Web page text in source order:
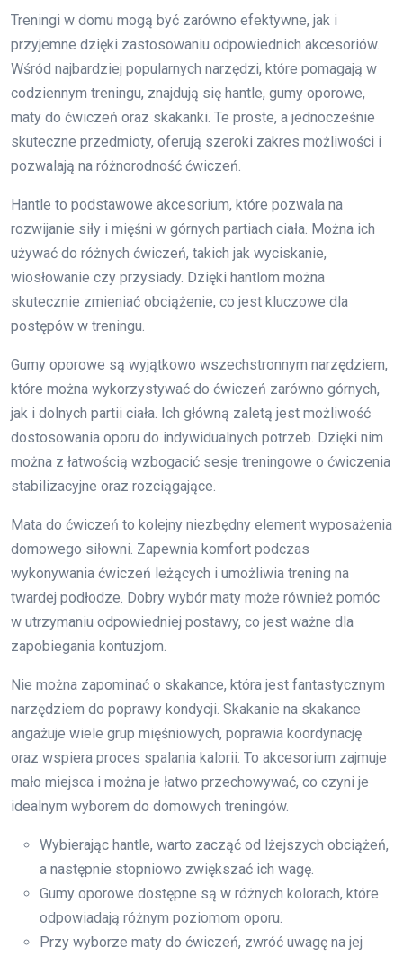
Treningi w domu mogą być zarówno efektywne, jak i
przyjemne dzięki zastosowaniu odpowiednich akcesoriów.
Wśród najbardziej popularnych narzędzi, które pomagają w
codziennym treningu, znajdują się hantle, gumy oporowe,
maty do ćwiczeń oraz skakanki. Te proste, a jednocześnie
skuteczne przedmioty, oferują szeroki zakres możliwości i
pozwalają na różnorodność ćwiczeń.
Hantle to podstawowe akcesorium, które pozwala na
rozwijanie siły i mięśni w górnych partiach ciała. Można ich
używać do różnych ćwiczeń, takich jak wyciskanie,
wiosłowanie czy przysiady. Dzięki hantlom można
skutecznie zmieniać obciążenie, co jest kluczowe dla
postępów w treningu.
Gumy oporowe są wyjątkowo wszechstronnym narzędziem,
które można wykorzystywać do ćwiczeń zarówno górnych,
jak i dolnych partii ciała. Ich główną zaletą jest możliwość
dostosowania oporu do indywidualnych potrzeb. Dzięki nim
można z łatwością wzbogacić sesje treningowe o ćwiczenia
stabilizacyjne oraz rozciągające.
Mata do ćwiczeń to kolejny niezbędny element wyposażenia
domowego siłowni. Zapewnia komfort podczas
wykonywania ćwiczeń leżących i umożliwia trening na
twardej podłodze. Dobry wybór maty może również pomóc
w utrzymaniu odpowiedniej postawy, co jest ważne dla
zapobiegania kontuzjom.
Nie można zapominać o skakance, która jest fantastycznym
narzędziem do poprawy kondycji. Skakanie na skakance
angażuje wiele grup mięśniowych, poprawia koordynację
oraz wspiera proces spalania kalorii. To akcesorium zajmuje
mało miejsca i można je łatwo przechowywać, co czyni je
idealnym wyborem do domowych treningów.
Wybierając hantle, warto zacząć od lżejszych obciążeń,
a następnie stopniowo zwiększać ich wagę.
Gumy oporowe dostępne są w różnych kolorach, które
odpowiadają różnym poziomom oporu.
Przy wyborze maty do ćwiczeń, zwróć uwagę na jej